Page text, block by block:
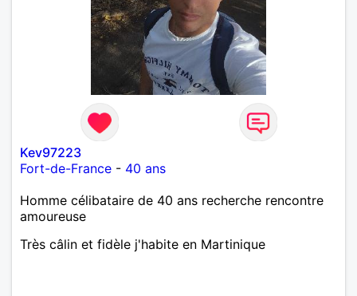
Kev97223
Fort-de-France - 40 ans
Homme célibataire de 40 ans recherche rencontre
amoureuse
Très câlin et fidèle j'habite en Martinique